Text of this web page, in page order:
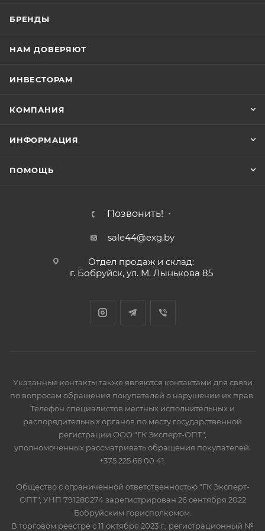
воде рекомендуется применение специальной соли
БРЕНДЫ
НАМ ДОВЕРЯЮТ
ИНВЕСТОРАМ
КОМПАНИЯ
ИНФОРМАЦИЯ
ПОМОЩЬ
Позвонить!
sale44@exg.by
Отдел продаж и склад:
г. Бобруйск, ул. М. Лынькова 85
Указанные контакты также являются контактами для связи
по вопросам обращения покупателей о нарушении их прав.
Телефон специалистов местных исполнительных и
распорядительных органов по месту государственной
регистрации ООО "ГК Эксперт-ОПТ",
уполномоченных рассматривать обращения покупателей:
+375 225 68 00 41.
Общество с ограниченной ответственностью "ГК Эксперт-
ОПТ", УНП 791280274 зарегистрирован 26 сентября 2022
Бобруйским горисполкомом.
В торговом реестре с 11 октября 2023 г., регистрационный №